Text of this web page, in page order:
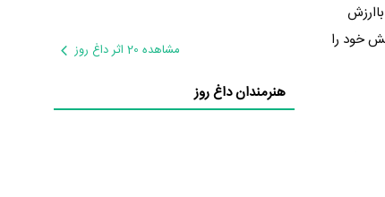
به‌عنوان محصول کشور ایران تهیه کرده است. خائن کشی در تاریخ 1403/09/25 پخش خود را
مشاهده 20 اثر داغ روز
هنرمندان داغ روز